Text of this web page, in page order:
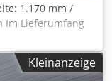
1.170 mm /
Im Lieferumfang
Ständerhöhe:
u. Kleinanzeige